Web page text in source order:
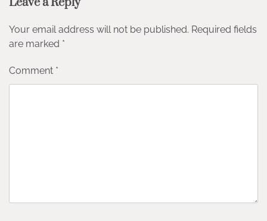
Your email address will not be published. Required fields
are marked *
Comment *